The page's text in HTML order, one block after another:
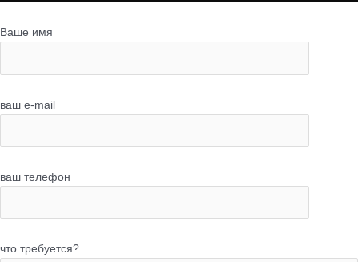
Ваше имя
ваш e-mail
ваш телефон
что требуется?